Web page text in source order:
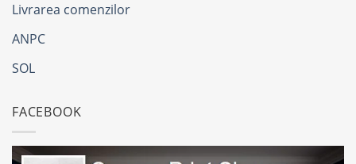
Livrarea comenzilor
ANPC
SOL
FACEBOOK